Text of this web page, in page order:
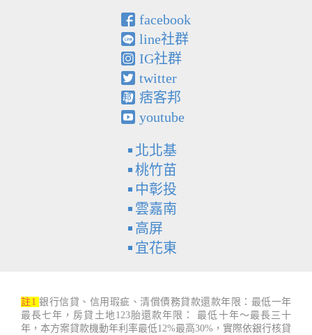
facebook
line社群
IG社群
twitter
痞客邦
youtube
北北基
桃竹苗
中彰投
雲嘉南
高屏
宜花東
註1 銀行信貸、信用瑕疵、清償債務貸款還款年限：最低一年
最長七年，房貸土地123胎還款年限： 最低十年～最長三十
年，本方案貸款機動年利率最低12%最高30%，實際依銀行核貸